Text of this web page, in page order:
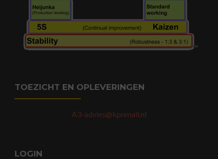
TOEZICHT EN OPLEVERINGEN
A3-advies@kpnmail.nl
LOGIN